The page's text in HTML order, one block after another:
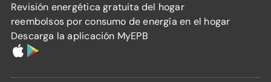
Revisión energética gratuita del hogar
reembolsos por consumo de energía en el hogar
Descarga la aplicación MyEPB